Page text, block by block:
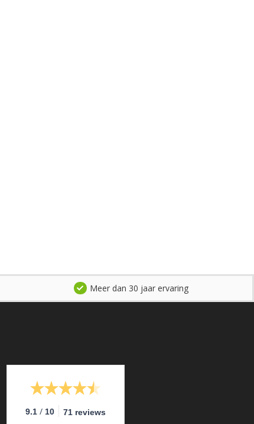
Meer dan 30 jaar ervaring
9.1 / 10 71 reviews